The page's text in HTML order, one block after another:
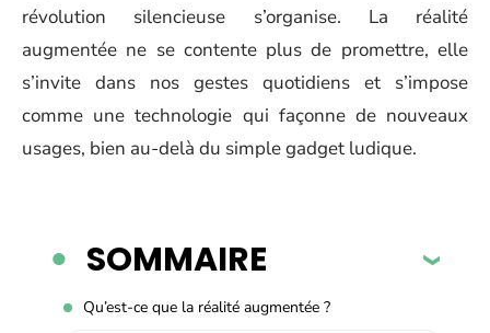
révolution silencieuse s’organise. La réalité
augmentée ne se contente plus de promettre, elle
s’invite dans nos gestes quotidiens et s’impose
comme une technologie qui façonne de nouveaux
usages, bien au-delà du simple gadget ludique.
SOMMAIRE
Qu’est-ce que la réalité augmentée ?